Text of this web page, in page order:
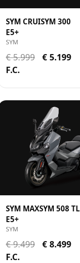
SYM CRUISYM 300
E5+
SYM
€ 5.999
€ 5.199
F.C.
SYM MAXSYM 508 TL
E5+
SYM
€ 9.499
€ 8.499
F.C.